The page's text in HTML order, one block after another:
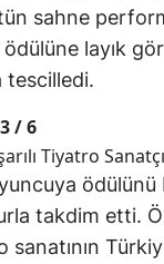
sahne
layık
tescilledi.
3 /6
takdim etti.